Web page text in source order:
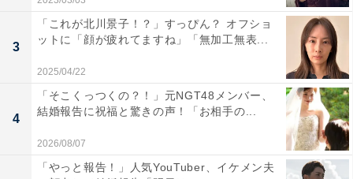
3
「これが北川景子！？」すっぴん？ オフショ
ットに「顔が疲れてますね」「無加工無表...
2025/04/22
4
「そこくっつくの？！」元NGT48メンバー、
結婚報告に祝福と驚きの声！「お相手の...
2026/08/07
「やっと報告！」人気YouTuber、イケメン夫